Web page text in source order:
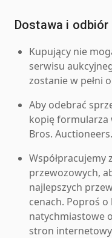
Dostawa i odbiór
Kupujący nie
serwisu
zostanie w pełni
Aby odebrać
kopię formularza
Bros. Auctioneers.
Współpracujemy
przewozowych,
najlepszych
cenach. Poproś o
natychmiastowe
stron